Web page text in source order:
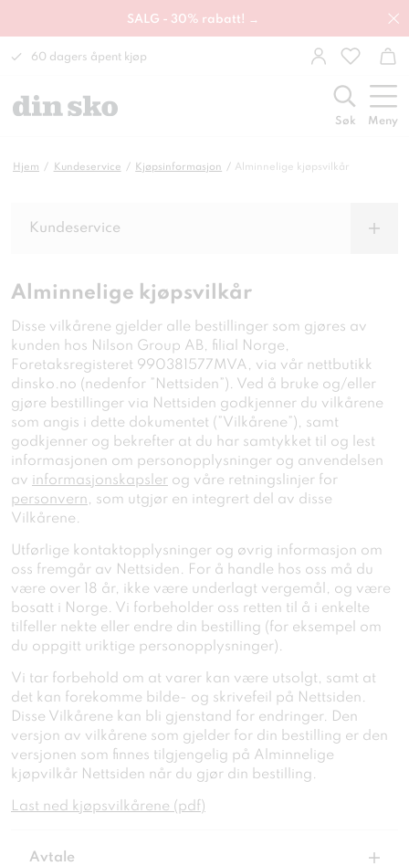
SALG - 30% rabatt! →
60 dagers åpent kjøp
Søk Meny
Hjem Kundeservice Kjøpsinformasjon Alminnelige kjøpsvilkår
Kundeservice
Alminnelige kjøpsvilkår
Disse vilkårene gjelder alle bestillinger som gjøres av
kunden hos Nilson Group AB, filial Norge,
Foretaksregisteret 990381577MVA, via vår nettbutikk
dinsko.no (nedenfor ”Nettsiden”). Ved å bruke og/eller
gjøre bestillinger via Nettsiden godkjenner du vilkårene
som angis i dette dokumentet (”Vilkårene”), samt
godkjenner og bekrefter at du har samtykket til og lest
informasjonen om personopplysninger og anvendelsen
av
informasjonskapsler og våre retningslinjer for
personvern, som utgjør en integrert del av disse
Vilkårene.
Utførlige kontaktopplysninger og øvrig informasjon om
oss fremgår av Nettsiden. For å handle hos oss må du
være over 18 år, ikke være underlagt vergemål, og være
bosatt i Norge. Vi forbeholder oss retten til å i enkelte
tilfeller nekte eller endre din bestilling (for eksempel om
du oppgitt uriktige personopplysninger).
Vi tar forbehold om at varer kan være utsolgt, samt at
det kan forekomme bilde- og skrivefeil på Nettsiden.
Disse Vilkårene kan bli gjenstand for endringer. Den
versjon av vilkårene som gjelder for din bestilling er den
versjonen som finnes tilgjengelig på Alminnelige
kjøpvilkår Nettsiden når du gjør din bestilling.
Last ned kjøpsvilkårene (pdf)
Avtale